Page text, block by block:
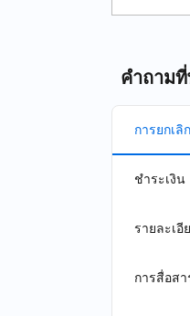
คำถาม
การยกเลิก
ชำระเงิน
รายละเอี
การสื่อสา